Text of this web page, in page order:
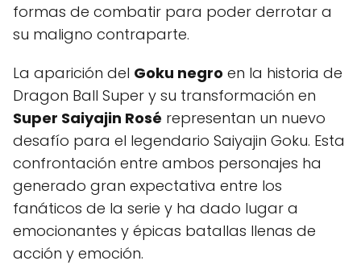
formas de combatir para poder derrotar a
su maligno contraparte.
La aparición del Goku negro en la historia de
Dragon Ball Super y su transformación en
Super Saiyajin Rosé representan un nuevo
desafío para el legendario Saiyajin Goku. Esta
confrontación entre ambos personajes ha
generado gran expectativa entre los
fanáticos de la serie y ha dado lugar a
emocionantes y épicas batallas llenas de
acción y emoción.